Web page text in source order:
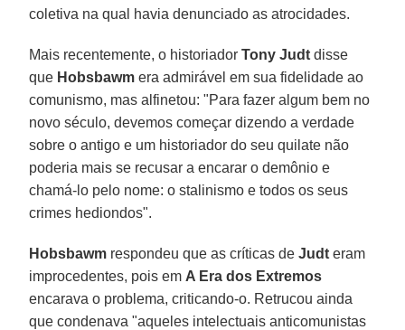
coletiva na qual havia denunciado as atrocidades.
Mais recentemente, o historiadorTony Judt disse
que Hobsbawm era admirável em sua fidelidade ao
comunismo, mas alfinetou: "Para fazer algum bem no
novo século, devemos começar dizendo a verdade
sobre o antigo e um historiador do seu quilate não
poderia mais se recusar a encarar o demônio e
chamá-lo pelo nome: o stalinismo e todos os seus
crimes hediondos".
Hobsbawm respondeu que as críticas de Judt eram
improcedentes, pois em A Era dos Extremos
encarava o problema, criticando-o. Retrucou ainda
que condenava "aqueles intelectuais anticomunistas